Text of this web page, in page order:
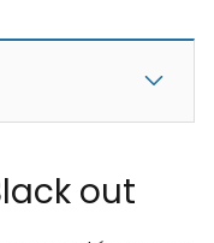
out